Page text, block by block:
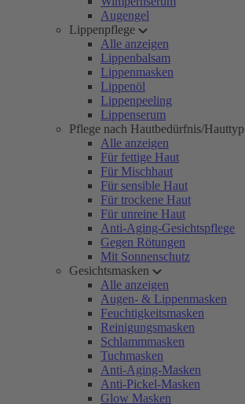
Augengel
Lippenpflege
Alle anzeigen
Lippenbalsam
Lippenmasken
Lippenöl
Lippenpeeling
Lippenserum
Pflege nach Hautbedürfnis/Hauttyp
Alle anzeigen
Für fettige Haut
Für Mischhaut
Für sensible Haut
Für trockene Haut
Für unreine Haut
Anti-Aging-Gesichtspflege
Gegen Rötungen
Mit Sonnenschutz
Gesichtsmasken
Alle anzeigen
Augen- & Lippenmasken
Feuchtigkeitsmasken
Reinigungsmasken
Schlammmasken
Tuchmasken
Anti-Aging-Masken
Anti-Pickel-Masken
Glow Masken